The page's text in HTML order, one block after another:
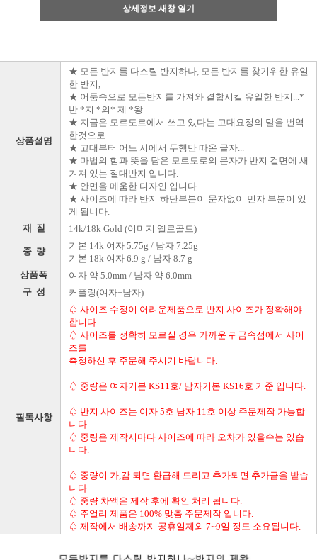
상세정보 새창 열기
상품설명
★ 모든 반지를 다스릴 반지하나, 모든 반지를 찾기위한 유일
한 반지,
★ 어둠속으로 모든반지를 가져와 결합시킬 유일한 반지...*
반 *지 *의* 제 *왕
★ 지금은 모르도르에서 쓰고 있다는 고대요정의 말을 번역
한것으로
★ 고대부터 어느 시에서 두행만 따온 글자...
★ 마법의 힘과 뜻을 담은 모르도로의 문자가 반지 겉면에 새
겨져 있는 절대반지 입니다.
★ 안면을 메움한 디자인 입니다.
★ 사이즈에 따라 반지 하단부분이 문자없이 민자 부분이 있
게 됩니다.
재 질 14k/18k Gold (이미지 옐로골드)
중 량
기본 14k 여자 5.75g / 남자 7.25g
기본 18k 여자 6.9 g / 남자 8.7 g
상품폭 여자 약 5.0mm / 남자 약 6.0mm
구 성 커플링(여자+남자)
필독사항
♤ 사이즈 수정이 어려운제품으로 반지 사이즈가 정확해야
합니다.
♤ 사이즈를 정확히 모르실 경우 가까운 귀금속점에서 사이
즈를
측정하신 후 주문해 주시기 바랍니다.
♤ 중량은 여자기본 KS11호/ 남자기본 KS16호 기준 입니다.
♤ 반지 사이즈는 여자 5호 남자 11호 이상 주문제작 가능합
니다.
♤ 중량은 제작시마다 사이즈에 따라 오차가 있을수는 있습
니다.
♤ 중량이 가,감 되면 환급해 드리고 추가되면 추가금을 받습
니다.
♤ 중량 차액은 제작 후에 확인 처리 됩니다.
♤ 주얼리 제품은 100% 맞춤 주문제작 입니다.
♤ 제작에서 배송까지 공휴일제외 7~9일 정도 소요됩니다.